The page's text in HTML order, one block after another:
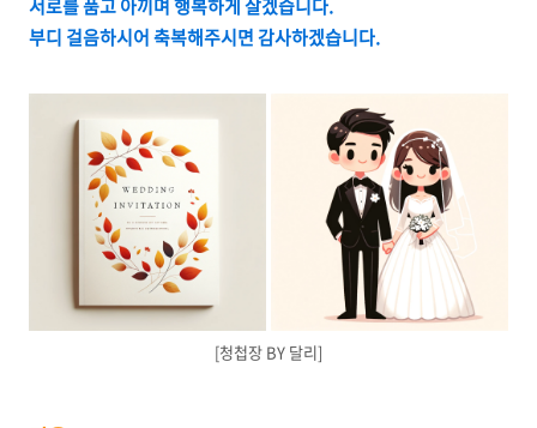
서로를 품고 아끼며 행복하게 살겠습니다.
부디 걸음하시어 축복해주시면 감사하겠습니다.
[청첩장 BY 달리]